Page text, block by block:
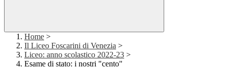
Home >
Il Liceo Foscarini di Venezia >
Liceo: anno scolastico 2022-23 >
Esame di stato: i nostri "cento"